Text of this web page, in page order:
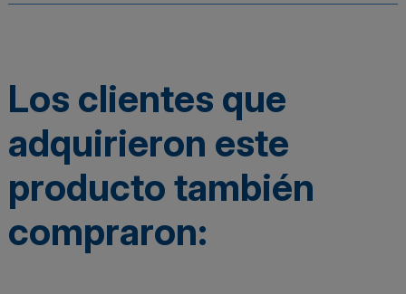
Los clientes que
adquirieron este
producto también
compraron: